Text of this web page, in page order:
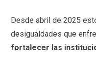
Desde abril de 2025
desigualdades que
fortalecer las